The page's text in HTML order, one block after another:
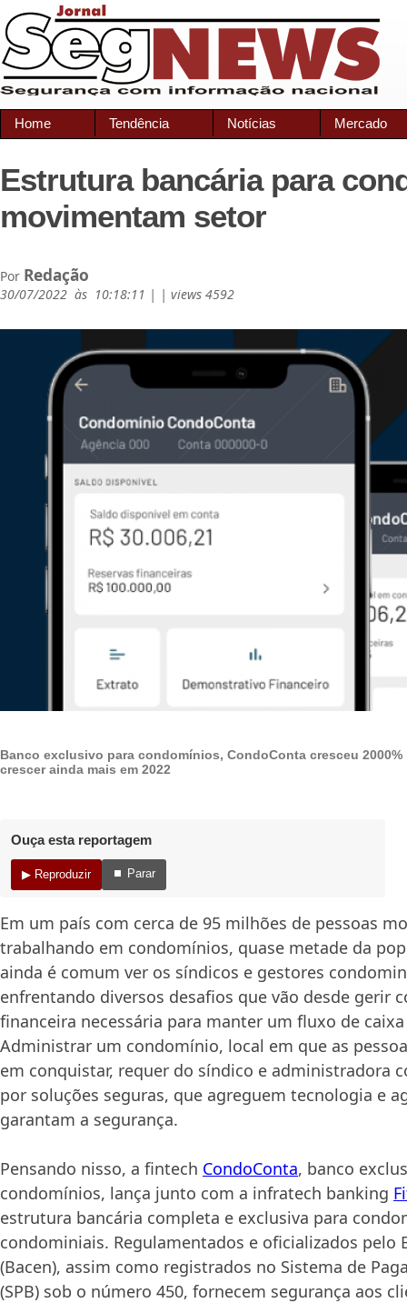
Home Tendência Notícias Mercado
Estrutura bancária para
movimentam setor
Por Redação
30/07/2022 às 10:18:11 | | views 4592
Banco exclusivo para condomínios, CondoConta cresceu
crescer ainda mais em 2022
Ouça esta reportagem
▶ Reproduzir ⏹ Parar
Em um país com cerca de 95 milhões de pessoas
trabalhando em condomínios, quase metade da
ainda é comum ver os síndicos e gestores
enfrentando diversos desafios que vão desde gerir
financeira necessária para manter um fluxo de
Administrar um condomínio, local em que as
em conquistar, requer do síndico e administradora
por soluções seguras, que agreguem tecnologia e
garantam a segurança.
Pensando nisso, a fintech CondoConta, banco
condomínios, lança junto com a infratech banking
estrutura bancária completa e exclusiva para
condominiais. Regulamentados e oficializados pelo
(Bacen), assim como registrados no Sistema de
(SPB) sob o número 450, fornecem segurança aos